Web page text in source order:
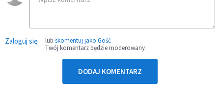
Zaloguj się lub skomentuj jako Gość
Twój komentarz będzie moderowany
DODAJ KOMENTARZ